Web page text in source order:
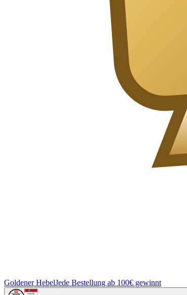
Goldener HebelJede Bestellung ab 100€ gewinnt